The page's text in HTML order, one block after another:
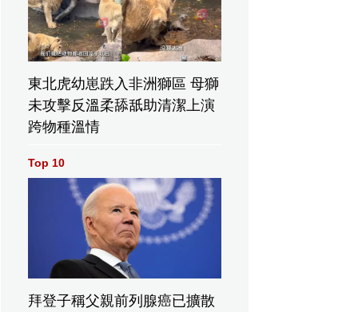
東北虎幼崽跌入非洲獅區 母獅
未攻擊反溫柔舔舐助清潔上演
跨物種溫情
Top 10
拜登子稱父親前列腺癌已擴散